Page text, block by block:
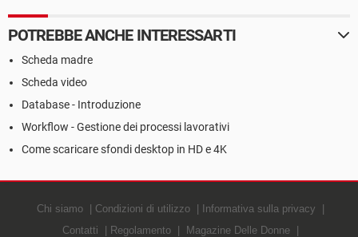
POTREBBE ANCHE INTERESSARTI
Scheda madre
Scheda video
Database - Introduzione
Workflow - Gestione dei processi lavorativi
Come scaricare sfondi desktop in HD e 4K
Chi siamo Condizioni di utilizzo
Informativa sulla privacy
Contatti
Regolamento Magazine Delle Donne